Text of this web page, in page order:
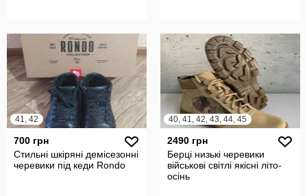
41, 42
700 грн
Стильні шкіряні демісезонні
черевики під кеди Rondo
40, 41, 42, 43, 44, 45
2490 грн
Берці низькі черевики
військові світлі якісні літо-
осінь